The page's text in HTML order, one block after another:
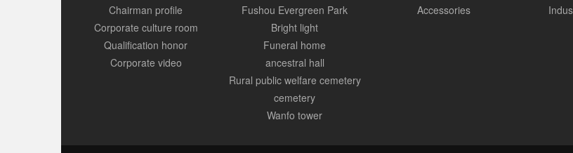
Chairman profile
Corporate culture room
Qualification honor
Corporate video
Fushou Evergreen Park
Bright light
Funeral home
ancestral hall
Rural public welfare cemetery
cemetery
Wanfo tower
Accessories